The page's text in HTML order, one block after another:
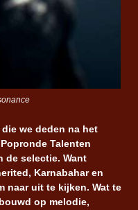
we deden na het
Talenten
de selectie. Want
Karnabahar en
naar uit te kijken. Wat te
op melodie,